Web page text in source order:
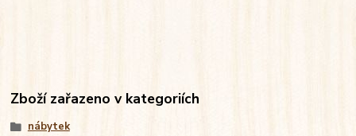
Zboží zařazeno v kategoriích
nábytek